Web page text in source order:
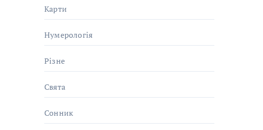
Карти
Нумерологія
Різне
Свята
Сонник